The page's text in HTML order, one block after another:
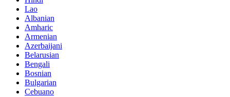
Lao
Albanian
Amharic
Armenian
Azerbaijani
Belarusian
Bengali
Bosnian
Bulgarian
Cebuano